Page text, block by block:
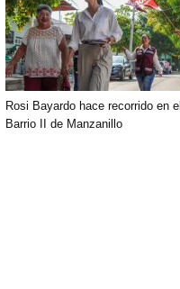
Rosi Bayardo hace recorrido en el
Barrio II de Manzanillo